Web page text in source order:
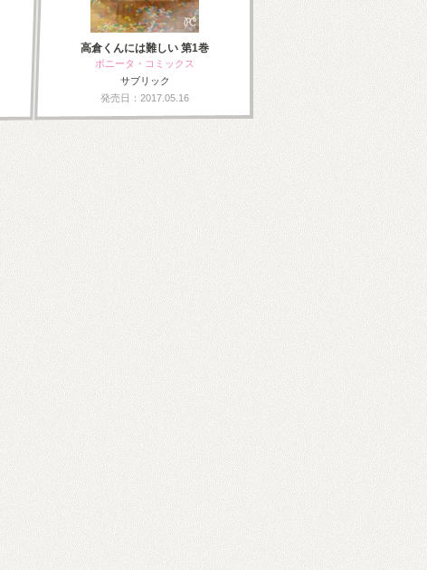
高倉くんには難しい 第1巻
ボニータ・コミックス
サブリック
発売日：2017.05.16